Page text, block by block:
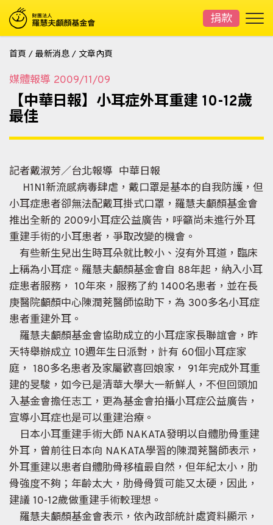
捐款
首頁 / 最新消息 / 文章內頁
媒體報導 2009/11/09
【中華日報】小耳症外耳重建 10-12歲
最佳
記者戴淑芳／台北報導 中華日報
H1N1新流感病毒肆虐，戴口罩是基本的自我防護，但
小耳症患者卻無法配戴耳掛式口罩，羅慧夫顱顏基金會
推出全新的 2009小耳症公益廣告，呼籲尚未進行外耳
重建手術的小耳患者，爭取改變的機會。
有些新生兒出生時耳朵就比較小、沒有外耳道，臨床
上稱為小耳症。羅慧夫顱顏基金會自 88年起，納入小耳
症患者服務， 10年來，服務了約 1400名患者，並在長
庚醫院顱顏中心陳潤茺醫師協助下，為 300多名小耳症
患者重建外耳。
羅慧夫顱顏基金會協助成立的小耳症家長聯誼會，昨
天特舉辦成立 10週年生日派對，計有 60個小耳症家
庭， 180多名患者及家屬歡喜回娘家， 91年完成外耳重
建的旻駿，如今已是清華大學大一新鮮人，不但回頭加
入基金會擔任志工，更為基金會拍攝小耳症公益廣告，
宣導小耳症也是可以重建治療。
日本小耳重建手術大師 NAKATA發明以自體肋骨重建
外耳，曾前往日本向 NAKATA學習的陳潤茺醫師表示，
外耳重建以患者自體肋骨移植最自然，但年紀太小，肋
骨強度不夠；年齡太大，肋骨骨質可能又太硬，因此，
建議 10-12歲做重建手術較理想。
羅慧夫顱顏基金會表示，依內政部統計處資料顯示，